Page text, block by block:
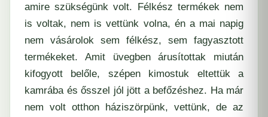
amire szükségünk volt. Félkész termékek nem
is voltak, nem is vettünk volna, én a mai napig
nem vásárolok sem félkész, sem fagyasztott
termékeket. Amit üvegben árusítottak miután
kifogyott belőle, szépen kimostuk eltettük a
kamrába és ősszel jól jött a befőzéshez. Ha már
nem volt otthon háziszörpünk, vettünk, de az